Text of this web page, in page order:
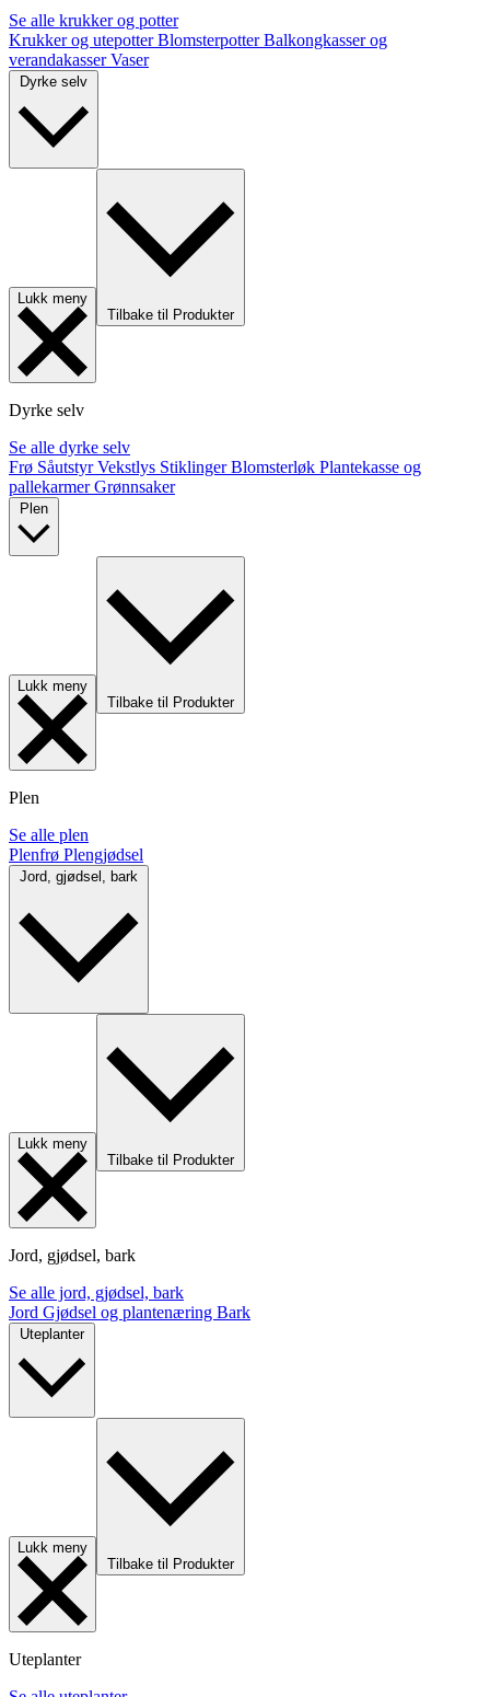
Se alle krukker og potter
Krukker og utepotterBlomsterpotterBalkongkasser og
verandakasserVaser
Lukk meny
Tilbake til Produkter
Dyrke selv
Se alle dyrke selv
Frø SåutstyrVekstlys StiklingerBlomsterløk Plantekasse og
pallekarmerGrønnsaker
Lukk meny
Tilbake til Produkter
Plen
Se alle plen
Plenfrø Plengjødsel
Lukk meny
Tilbake til Produkter
Jord, gjødsel, bark
Se alle jord, gjødsel, bark
Jord Gjødsel og plantenæring Bark
Uteplanter
Lukk meny
Tilbake til Produkter
Uteplanter